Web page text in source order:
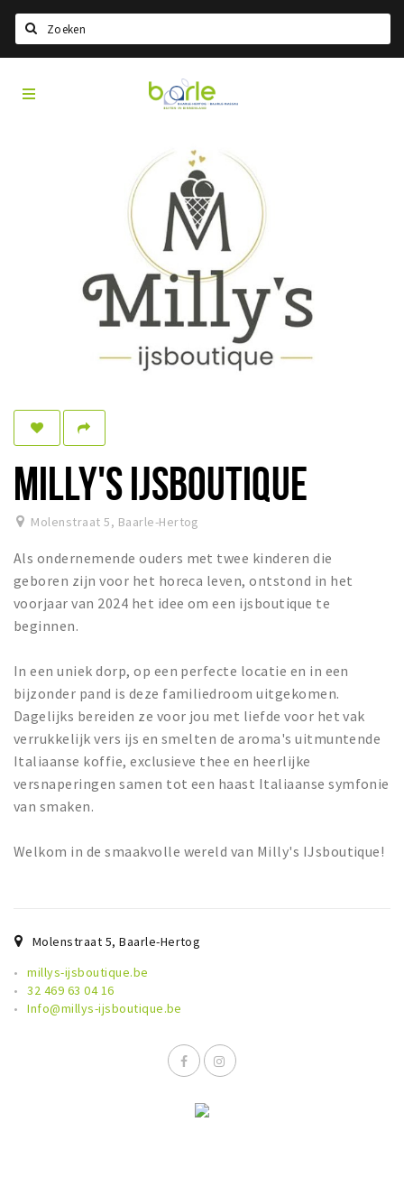
Home
A propos de Baarle
Visit Baarle Shop
Bon d'achat Enclave
Événements
Dormir
Achats
Éxpercience
Enclaves
Musée et théâtre
Activité
Piste cyclable
Marche et randonnées
Nature
Visit
Baarle
MILLY'S IJSBOUTIQUE
Molenstraat 5, Baarle-Hertog
Als ondernemende ouders met twee kinderen die
geboren zijn voor het horeca leven, ontstond in het
voorjaar van 2024 het idee om een ijsboutique te
beginnen.
In een uniek dorp, op een perfecte locatie en in een
bijzonder pand is deze familiedroom uitgekomen.
Dagelijks bereiden ze voor jou met liefde voor het vak
verrukkelijk vers ijs en smelten de aroma's uitmuntende
Italiaanse koffie, exclusieve thee en heerlijke
versnaperingen samen tot een haast Italiaanse symfonie
van smaken.
Welkom in de smaakvolle wereld van Milly's IJsboutique!
Molenstraat 5,Baarle-Hertog
millys-ijsboutique.be
32 469 63 04 16
Info@millys-ijsboutique.be